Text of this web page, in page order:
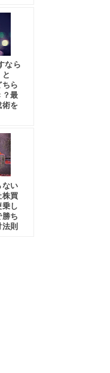
なら
と
ちら
？最
術を
ない
株買
乗し
勝ち
則